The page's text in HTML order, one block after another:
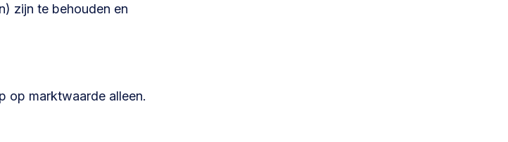
zijn te behouden en
op marktwaarde alleen.